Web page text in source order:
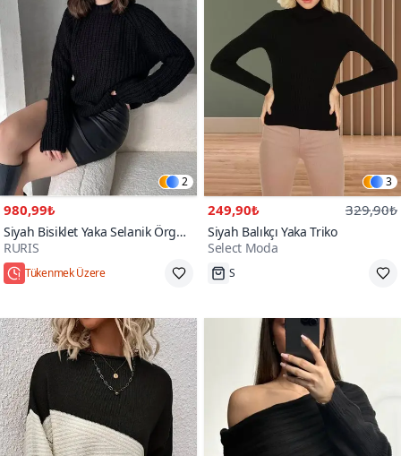
2
980,99₺
Siyah Bisiklet Yaka Selanik Örgü
Comfort Triko Kazak
RURIS
Tükenmek Üzere
3
249,90₺ 329,90₺
Siyah Balıkçı Yaka Triko
Select Moda
S